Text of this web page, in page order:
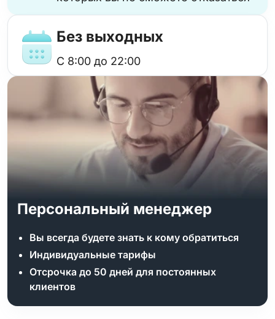
Без выходных
с 8:00 до 22:00
Персональный менеджер
Вы всегда будете знать к кому обратиться
Индивидуальные тарифы
Отсрочка до 50 дней для постоянных
клиентов